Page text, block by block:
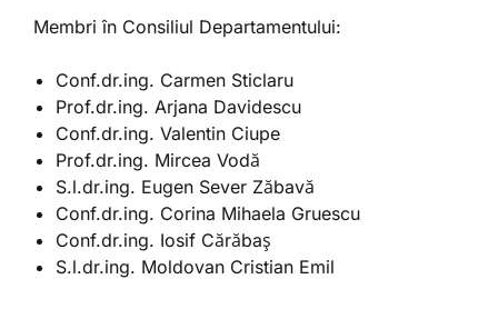
Membri în Consiliul Departamentului:
Conf.dr.ing. Carmen Sticlaru
Prof.dr.ing. Arjana Davidescu
Conf.dr.ing. Valentin Ciupe
Prof.dr.ing. Mircea Vodă
S.l.dr.ing. Eugen Sever Zăbavă
Conf.dr.ing. Corina Mihaela Gruescu
Conf.dr.ing. Iosif Cărăbaş
S.l.dr.ing. Moldovan Cristian Emil